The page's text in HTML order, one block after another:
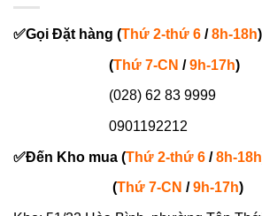
✅Gọi Đặt hàng (Thứ 2-thứ 6 /8h-18h)
(Thứ 7-CN /9h-17h)
(028) 62 83 9999
0901192212
✅Đến Kho mua (Thứ 2-thứ 6 /8h-18h
(Thứ 7-CN /9h-17h)